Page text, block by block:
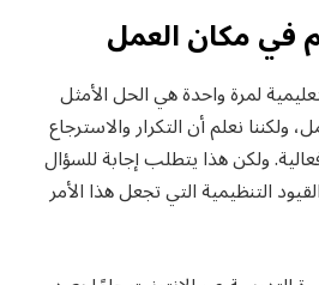
في مكان العمل
لمرة واحدة هي الحل الأمثل
ولكننا نعلم أن التكرار والاسترجاع
‏ولكن هذا يتطلب إجابة للسؤال
التنظيمية التي ‏تجعل هذا الأمر